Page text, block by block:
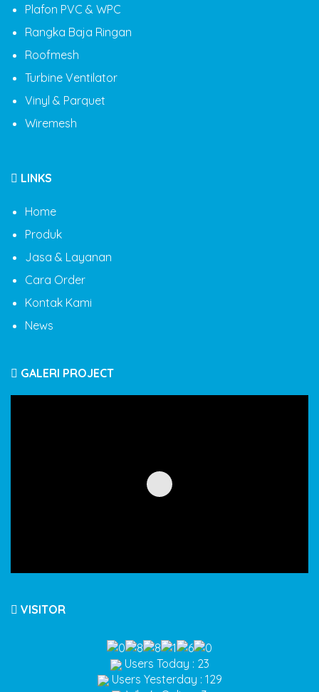
Plafon PVC & WPC
Rangka Baja Ringan
Roofmesh
Turbine Ventilator
Vinyl & Parquet
Wiremesh
LINKS
Home
Produk
Jasa & Layanan
Cara Order
Kontak Kami
News
GALERI PROJECT
VISITOR
Users Today : 23
Users Yesterday : 129